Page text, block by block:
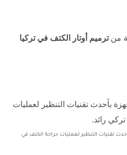
منترميم أوتار الكتف في تركيا
تقنيات التنظير لعمليات جراحة الكتف في